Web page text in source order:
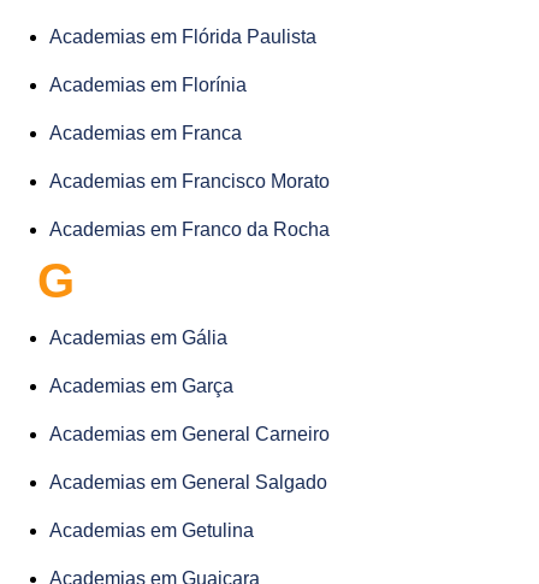
Academias em Flórida Paulista
Academias em Florínia
Academias em Franca
Academias em Francisco Morato
Academias em Franco da Rocha
G
Academias em Gália
Academias em Garça
Academias em General Carneiro
Academias em General Salgado
Academias em Getulina
Academias em Guaiçara